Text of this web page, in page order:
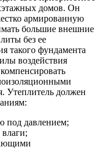
домов. Он
армированную
большие внешние
без ее
такого фундамента
воздействия
Утеплитель должен
под давлением;